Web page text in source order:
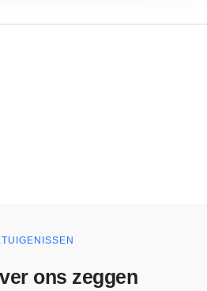
ons zeggen